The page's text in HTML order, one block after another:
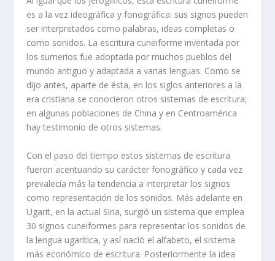
es a la vez ideográfica y fonográfica: sus signos pueden
ser interpretados como palabras, ideas completas o
como sonidos. La escritura cuneiforme inventada por
los sumerios fue adoptada por muchos pueblos del
mundo antiguo y adaptada a varias lenguas. Como se
dijo antes, aparte de ésta, en los siglos anteriores a la
era cristiana se conocieron otros sistemas de escritura;
en algunas poblaciones de China y en Centroamérica
hay testimonio de otros sistemas.
Con el paso del tiempo estos sistemas de escritura
fueron acentuando su carácter fonográfico y cada vez
prevalecía más la tendencia a interpretar los signos
como representación de los sonidos. Más adelante en
Ugarit, en la actual Siria, surgió un sistema que emplea
30 signos cuneiformes para representar los sonidos de
la lengua ugarítica, y así nació el alfabeto, el sistema
más económico de escritura. Posteriormente la idea